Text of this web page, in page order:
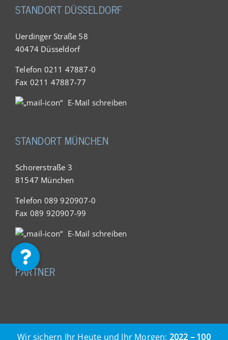
STANDORT DÜSSELDORF
Uerdinger Straße 58
40474 Düsseldorf
Telefon 0211 47887-0
Fax 0211 47887-77
E-Mail schreiben
STANDORT MÜNCHEN
Schorerstraße 3
81547 München
Telefon 089 920907-0
Fax 089 920907-99
E-Mail schreiben
PARTNER
Wir sichern Ihr Heute und Ihr Morgen: 2022 – 100